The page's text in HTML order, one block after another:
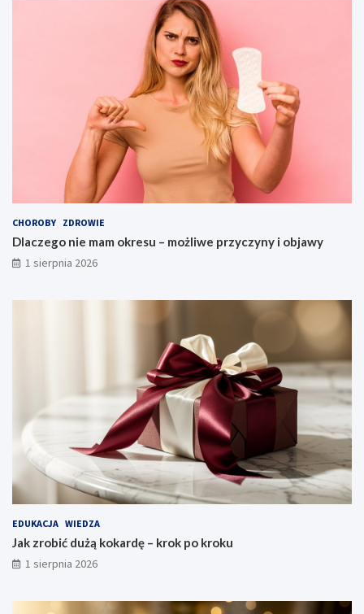
CHOROBY ZDROWIE
Dlaczego nie mam okresu – możliwe przyczyny i objawy
1 sierpnia 2026
EDUKACJA WIEDZA
Jak zrobić dużą kokardę – krok po kroku
1 sierpnia 2026